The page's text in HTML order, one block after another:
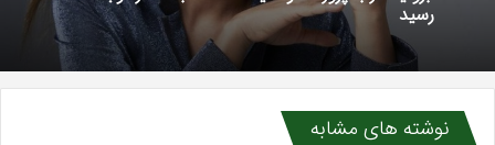
رسید
نوشته های مشابه